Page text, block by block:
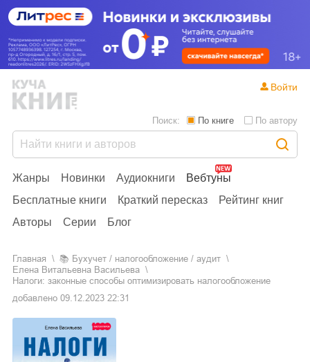
Жанры Новинки Аудиокниги
Вебтуны
Бесплатные книги
Краткий пересказ
Рейтинг книг
Авторы
Серии Блог
Поиск: По книге По автору
Войти
Главная 📚
бухучет / налогообложение / аудит
Елена Витальевна Васильева
Налоги: законные способы оптимизировать налогообложение
добавлено 09.12.2023 22:31